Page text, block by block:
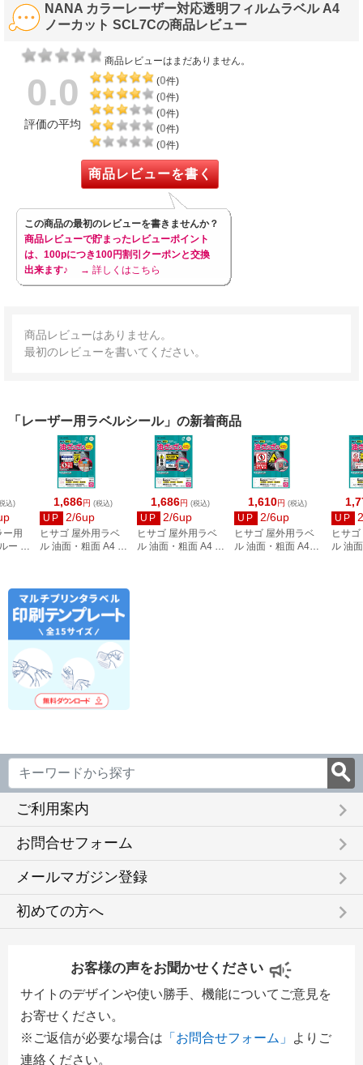
NANA カラーレーザー対応透明フィルムラベル A4
ノーカット SCL7Cの商品レビュー
商品レビューはまだありません。
0.0
評価の平均
(0件)
(0件)
(0件)
(0件)
(0件)
商品レビューを書く
この商品の最初のレビューを書きませんか？
商品レビューで貯まったレビューポイント
は、100pにつき100円割引クーポンと交換
出来ます♪
→ 詳しくはこちら
商品レビューはありません。
最初のレビューを書いてください。
「レーザー用ラベルシール」の新着商品
1,686円 (税込)
UP 2/6up
ヒサゴ 屋外用ラベ
ル 油面・粗面 A4 24
1,686円 (税込)
UP 2/6up
ヒサゴ 屋外用ラベ
ル 油面・粗面 A4 12
1,610円 (税込)
UP 2/6up
ヒサゴ 屋外用ラベ
ル 油面・粗面 A4ノ
UP
ヒサ
ル 油
込)
ー用
ー Y-
ご利用案内 keyboard_arrow_right
お問合せフォーム keyboard_arrow_right
メールマガジン登録 keyboard_arrow_right
初めての方へ keyboard_arrow_right
お客様の声をお聞かせください
サイトのデザインや使い勝手、機能についてご意見を
お寄せください。
※ご返信が必要な場合は 「お問合せフォーム」
よりご
連絡ください。